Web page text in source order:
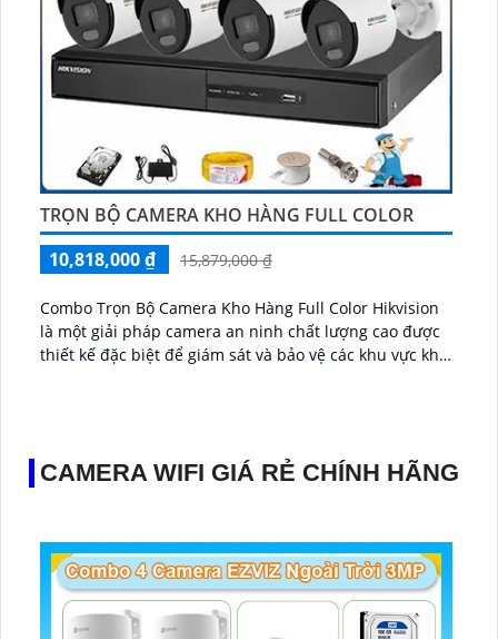
TRỌN BỘ CAMERA KHO HÀNG FULL COLOR
10,818,000 ₫
15,879,000 ₫
Combo Trọn Bộ Camera Kho Hàng Full Color Hikvision
là một giải pháp camera an ninh chất lượng cao được
thiết kế đặc biệt để giám sát và bảo vệ các khu vực kho
CAMERA WIFI GIÁ RẺ CHÍNH HÃNG